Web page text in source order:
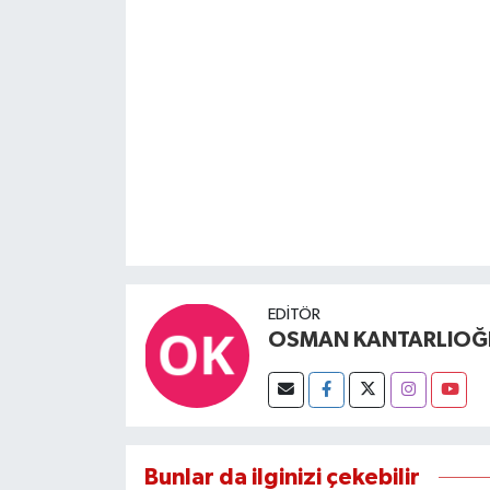
EDITÖR
OSMAN
Bunlar da ilginizi çekebilir